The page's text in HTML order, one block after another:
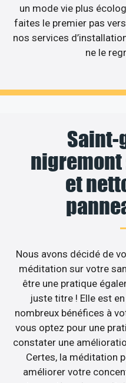
un mode vie plus
faites le premier pas
nos services
ne le
Saint-
et
Nous avons décidé de
méditation sur votre
être une pratique
juste titre ! Elle est
nombreux bénéfices à
vous optez pour une
constater une
Certes, la méditation
améliorer votre